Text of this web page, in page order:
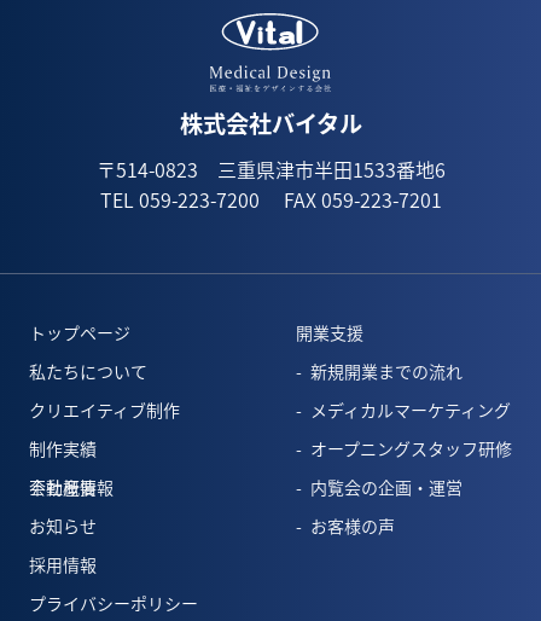
株式会社バイタル
〒514-0823 三重県津市半田1533番地6
TEL 059-223-7200 FAX 059-223-7201
トップページ
私たちについて
クリエイティブ制作
制作実績
会社概要
開業支援
新規開業までの流れ
メディカルマーケティング
オープニングスタッフ研修
内覧会の企画・運営
お客様の声
不動産情報
お知らせ
採用情報
プライバシーポリシー